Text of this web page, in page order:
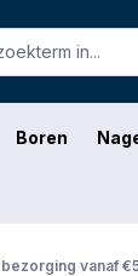
Boren
bezorging vanaf